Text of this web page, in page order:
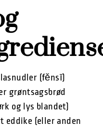
(fěnsī)
grøntsagsbrød
og lys blandet)
eddike (eller anden